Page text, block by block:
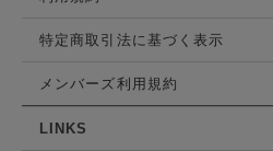
特定商取引法に基づく表示
メンバーズ利用規約
LINKS